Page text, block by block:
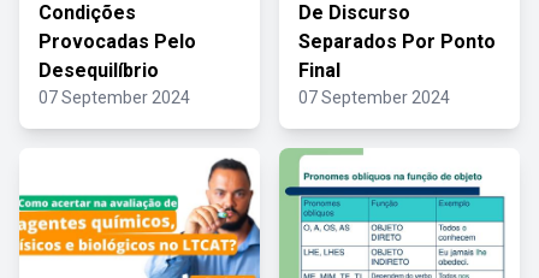
Condições
Provocadas Pelo
Desequilíbrio
07 September 2024
De Discurso
Separados Por Ponto
Final
07 September 2024